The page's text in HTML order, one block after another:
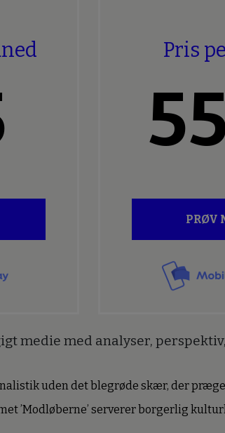
Pris
PRØV
medie med analyser,
uden det blegrøde skær, der
’Modløberne’ serverer borgerlig